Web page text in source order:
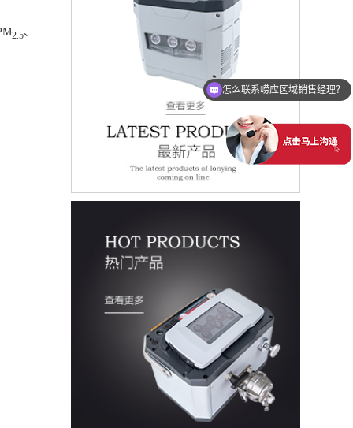
2.5、
怎么联系崂应区域销售经理？